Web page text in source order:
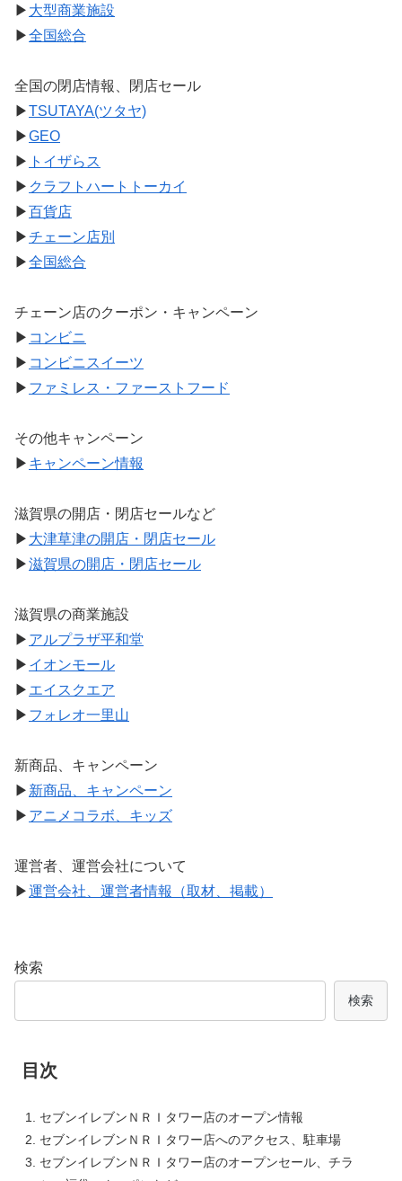
▶ 大型商業施設
▶全国総合
全国の閉店情報、閉店セール
▶TSUTAYA(ツタヤ)
▶GEO
▶ トイザらス
▶ クラフトハートトーカイ
▶百貨店
▶チェーン店別
▶全国総合
チェーン店のクーポン・キャンペーン
▶ コンビニ
▶ コンビニスイーツ
▶ ファミレス・ファーストフード
その他キャンペーン
▶ キャンペーン情報
滋賀県の開店・閉店セールなど
▶ 大津草津の開店・閉店セール
▶滋賀県の開店・閉店セール
滋賀県の商業施設
▶ アルプラザ平和堂
▶ イオンモール
▶ エイスクエア
▶ フォレオ一里山
新商品、キャンペーン
▶ 新商品、キャンペーン
▶ アニメコラボ、キッズ
運営者、運営会社について
▶運営会社、運営者情報（取材、掲載）
検索
検索
目次
セブンイレブンＮＲＩタワー店のオープン情報
セブンイレブンＮＲＩタワー店へのアクセス、駐車場
セブンイレブンＮＲＩタワー店のオープンセール、チラ